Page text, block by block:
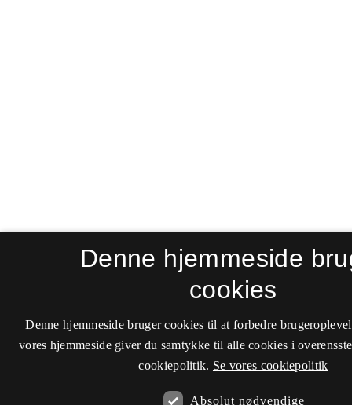
Denne hjemmeside
cookies
Denne hjemmeside bruger cookies til at forbedre
vores hjemmeside giver du samtykke til alle cookies i
cookiepolitik. Se vores cookiepolitik
Absolut nødvendige